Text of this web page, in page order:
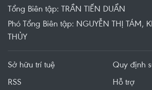
Tổng Biên tập: TRẦN TIẾN DUẨN
Phó Tổng Biên tập: NGUYỄN THỊ TÁM,
THỦY
Sở hữu trí tuệ
Quy định
RSS
Hỗ trợ